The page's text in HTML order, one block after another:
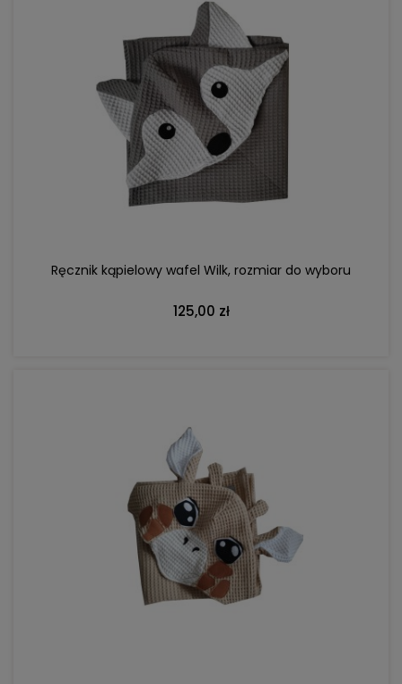
Ręcznik kąpielowy wafel Wilk, rozmiar do wyboru
125,00 zł
DO KOSZYKA
DO KOSZYKA